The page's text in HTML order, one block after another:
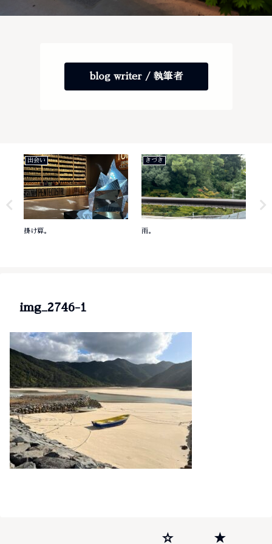
blog writer / 執筆者
出会い
掛け算。
きづき
雨。
img_2746-1
☆ ★